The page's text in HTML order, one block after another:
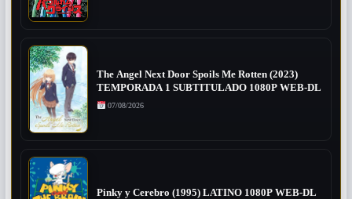
The Angel Next Door Spoils Me Rotten (2023)
TEMPORADA 1 SUBTITULADO 1080P WEB-DL
07/08/2026
Pinky y Cerebro (1995) LATINO 1080P WEB-DL